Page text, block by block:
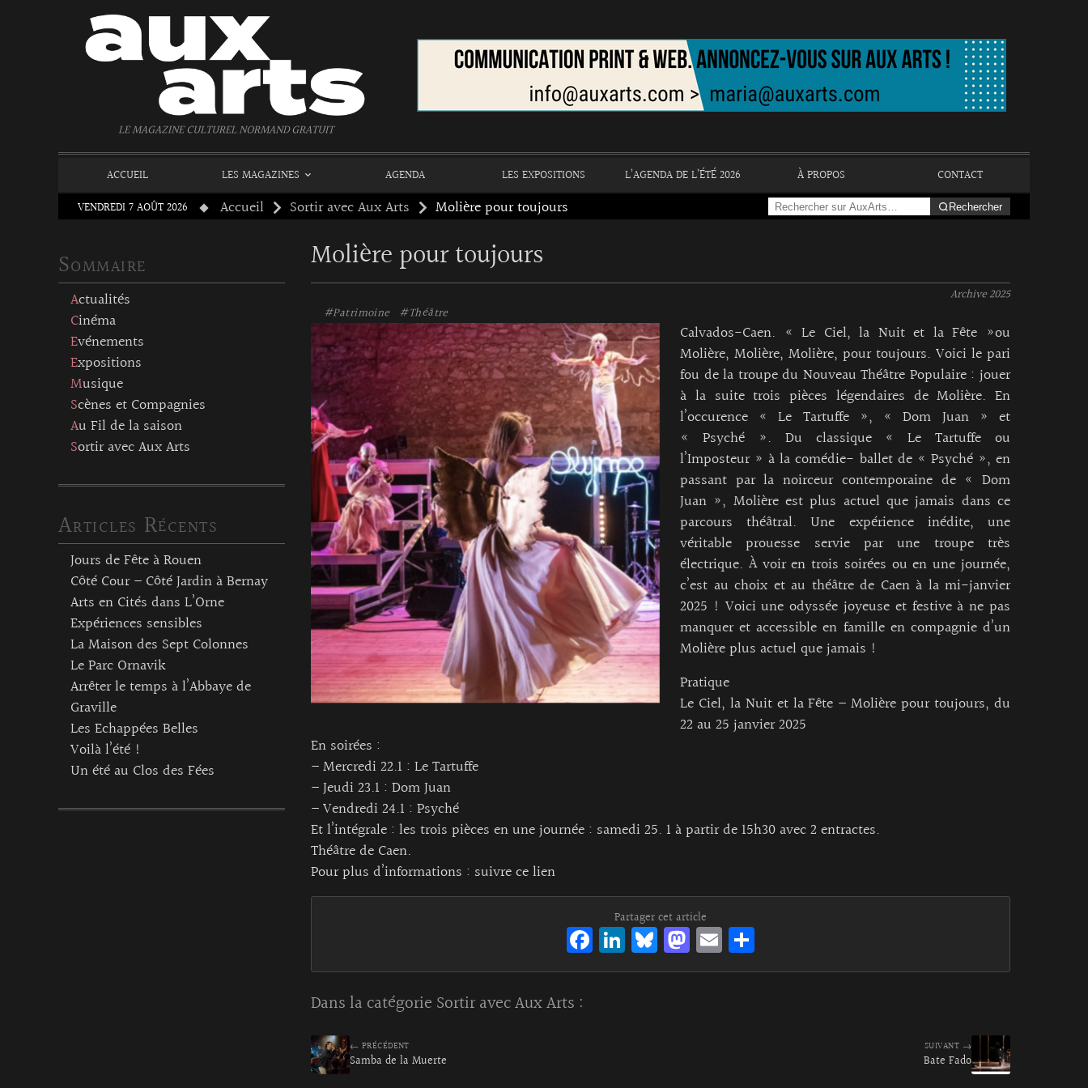
LE MAGAZINE CULTUREL NORMAND GRATUIT
ACCUEIL LES MAGAZINES AGENDA LES EXPOSITIONS L’AGENDA DE L’ÉTÉ 2026 À PROPOS
CONTACT
VENDREDI 7 AOÛT 2026
Accueil Sortir avec Aux Arts Molière pour toujours Rechercher
Sommaire
Actualités
Cinéma
Evénements
Expositions
Musique
Scènes et Compagnies
Au Fil de la saison
Sortir avec Aux Arts
Articles Récents
Jours de Fête à Rouen
Côté Cour – Côté Jardin à Bernay
Arts en Cités dans L’Orne
Expériences sensibles
La Maison des Sept Colonnes
Le Parc Ornavik
Arrêter le temps à l’Abbaye de
Graville
Les Echappées Belles
Voilà l’été !
Un été au Clos des Fées
Molière pour toujours
Archive2025
#Patrimoine
#Théâtre
Calvados-Caen. « Le Ciel, la Nuit et la Fête »ou
Molière, Molière, Molière, pour toujours. Voici le pari
fou de la troupe du Nouveau Théâtre Populaire : jouer
à la suite trois pièces légendaires de Molière. En
l’occurence « Le Tartuffe », « Dom Juan » et
« Psyché ». Du classique « Le Tartuffe ou
l’Imposteur » à la comédie- ballet de « Psyché », en
passant par la noirceur contemporaine de « Dom
Juan », Molière est plus actuel que jamais dans ce
parcours théâtral. Une expérience inédite, une
véritable prouesse servie par une troupe très
électrique. À voir en trois soirées ou en une journée,
c’est au choix et au théâtre de Caen à la mi-janvier
2025 ! Voici une odyssée joyeuse et festive à ne pas
manquer et accessible en famille en compagnie d’un
Molière plus actuel que jamais !
Pratique
Le Ciel, la Nuit et la Fête – Molière pour toujours, du
22 au 25 janvier 2025
En soirées :
– Mercredi 22.1 : Le Tartuffe
– Jeudi 23.1 : Dom Juan
– Vendredi 24.1 : Psyché
Et l’intégrale : les trois pièces en une journée : samedi 25. 1 à partir de 15h30 avec 2 entractes.
Théâtre de Caen.
Pour plus d’informations : suivre ce lien
Partager cet article
Fa
ce
Li
n
Bl
ue
M
as
E
m rt
Dans la catégorie Sortir avec Aux Arts :
← PRÉCÉDENT
Samba de la Muerte
SUIVANT →
Bate Fado
Panneau de gestion des cookies